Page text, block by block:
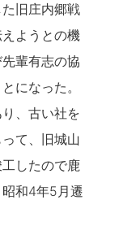
旧庄内郷戦
ようとの機
輩有志の協
になった。
、古い社を
て、旧城山
したので鹿
和4年5月遷